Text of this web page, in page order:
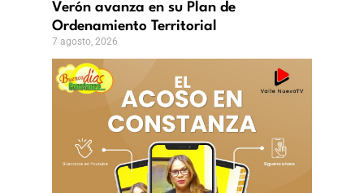
Verón avanza en su Plan de
Ordenamiento Territorial
7 agosto, 2026